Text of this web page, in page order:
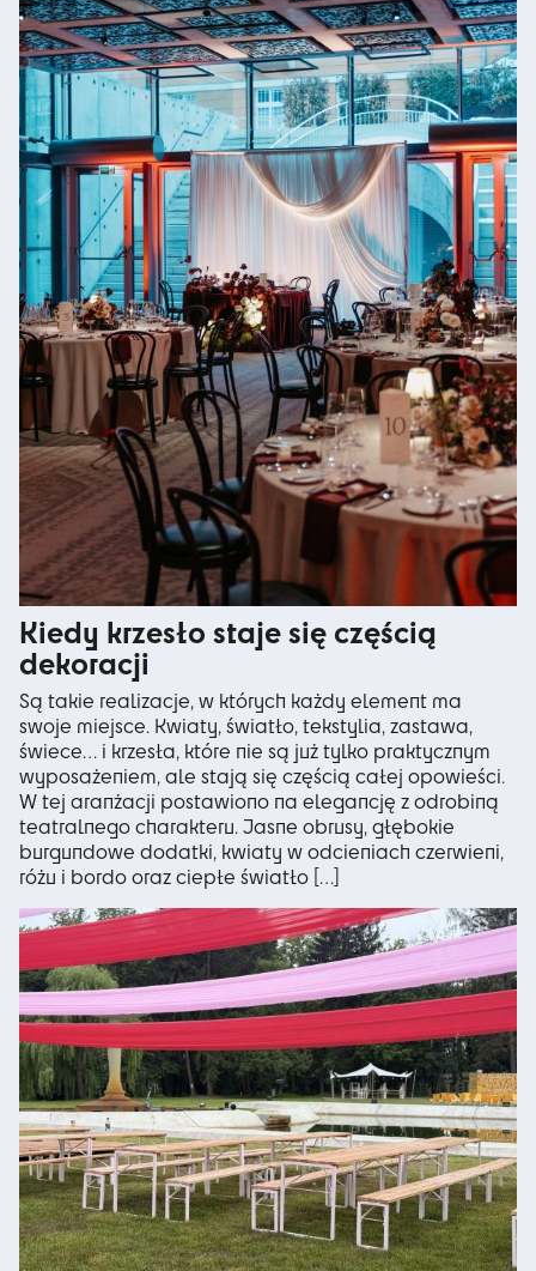
Kiedy krzesło staje się częścią
dekoracji
Są takie realizacje, w których każdy element ma
swoje miejsce. Kwiaty, światło, tekstylia, zastawa,
świece… i krzesła, które nie są już tylko praktycznym
wyposażeniem, ale stają się częścią całej opowieści.
W tej aranżacji postawiono na elegancję z odrobiną
teatralnego charakteru. Jasne obrusy, głębokie
burgundowe dodatki, kwiaty w odcieniach czerwieni,
różu i bordo oraz ciepłe światło […]